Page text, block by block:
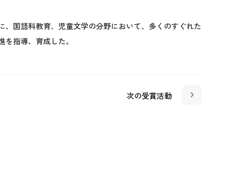
国語科教育、児童文学の分野において、多くのすぐれた
指導、育成した。
次の受賞活動